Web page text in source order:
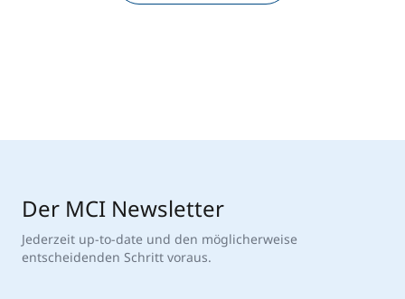
Der MCI Newsletter
Jederzeit up-to-date und den möglicherweise
entscheidenden Schritt voraus.